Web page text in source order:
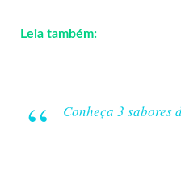
Leia também:
Conheça 3 sabores